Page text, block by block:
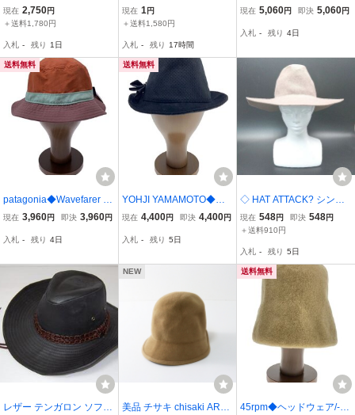
HAT モンテカルロ BULL
HIDE バンド付き ストロ
ト Mサイズ テンガロンハ
ット カウガール 茶
現在 2,750円
＋送料1,780円
入札 - 残り 1日
ガロンハット ハンチング
帽子 ハット メンズ レデ
イ キャップ ソフト帽 OF0
5
現在 1 円
＋送料1,580円
入札 - 残り 17時間
ト/-/ポリエステル/BLK/レ
0
現在 5,060円 即決 5,060円
入札 - 残り 4日
送料無料
patagonia◆Wavefarer B
UCKET Hat/バケットハッ
29157SP23
現在 3,960円 即決 3,960円
入札 - 残り 4日
送料無料
YOHJI YAMAMOTO◆ヘ
ッドウェア/S/ウール/BLK/
現在 4,400円 即決 4,400円
入札 - 残り 5日
◇ HAT ATTACK? シンプ
ル ウール madeinusa 無
地 ウールウェルハット ブ
ディース E
現在 548円 即決 548円
＋送料910円
入札 - 残り 5日
レザー テンガロン ソフト
NEW
美品 チサキ chisaki ARU
送料無料
45rpm◆ヘッドウェア/-/